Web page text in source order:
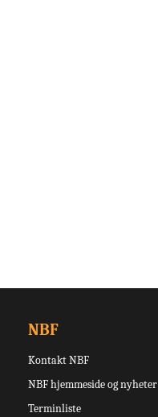
NBF
Kontakt NBF
NBF hjemmeside og nyheter
Terminliste